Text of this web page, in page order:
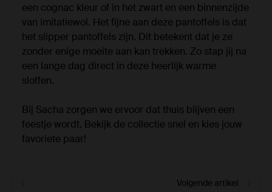
een cognac kleur of in het zwart en een binnenzijde
van imitatiewol. Het fijne aan deze pantoffels is dat
het slipper pantoffels zijn. Dit betekent dat je ze
zonder enige moeite aan kan trekken. Zo stap jij na
een lange dag direct in deze heerlijk warme
sloffen.
Bij Sacha zorgen we ervoor dat thuis blijven een
feestje wordt. Bekijk de collectie snel en kies jouw
favoriete paar!
Volgende artikel